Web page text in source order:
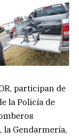
participan de
la Policía de
Gendarmería,